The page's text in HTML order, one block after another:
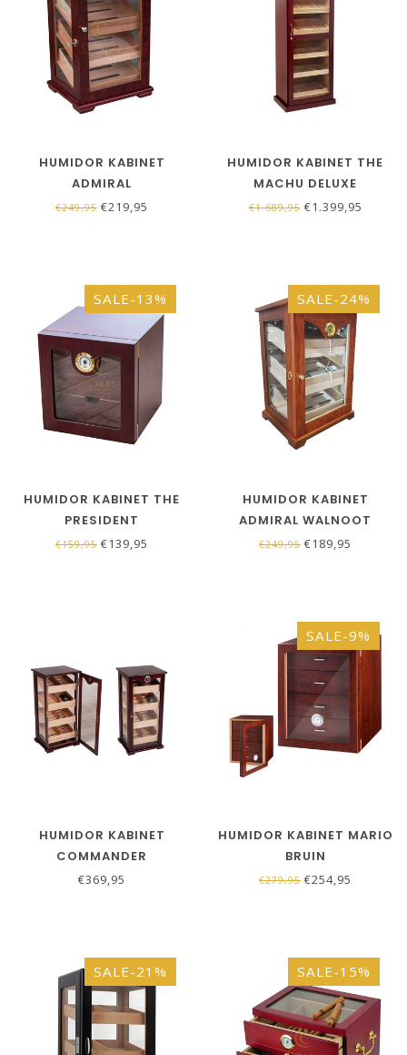
HUMIDOR KABINET
ADMIRAL
€249,95 €219,95
HUMIDOR KABINET THE
MACHU DELUXE
€1.689,95€1.399,95
SALE-13%
HUMIDOR KABINET THE
PRESIDENT
€159,95 €139,95
SALE-24%
HUMIDOR KABINET
ADMIRAL WALNOOT
€249,95 €189,95
HUMIDOR KABINET
COMMANDER
€369,95
SALE-9%
HUMIDOR KABINET MARIO
BRUIN
€279,95 €254,95
SALE-21% SALE-15%